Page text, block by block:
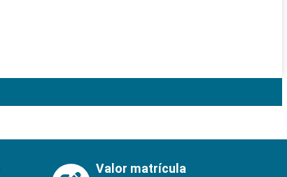
Valor matrícula